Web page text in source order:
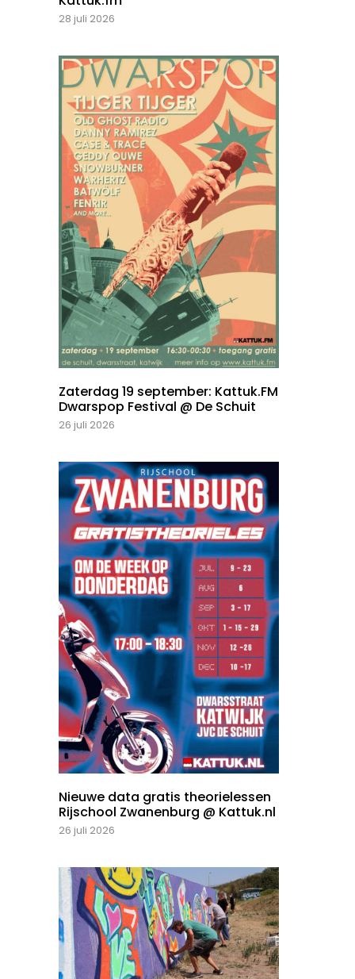
28 juli 2026
Zaterdag 19 september: Kattuk.FM
Dwarspop Festival @ De Schuit
26 juli 2026
Nieuwe data gratis theorielessen
Rijschool Zwanenburg @ Kattuk.nl
26 juli 2026